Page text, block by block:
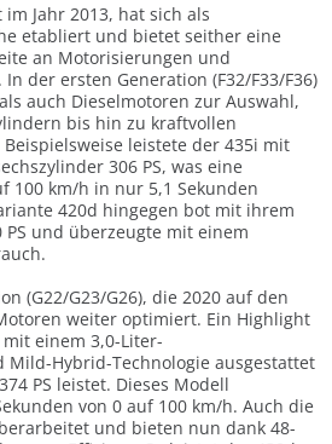
Jahr 2013, hat sich als
etabliert und bietet seither eine
an Motorisierungen und
der ersten Generation (F32/F33/F36)
auch Dieselmotoren zur Auswahl,
bis hin zu kraftvollen
leistete der 435i mit
306 PS, was eine
100 km/h in nur 5,1 Sekunden
420d hingegen bot mit ihrem
und überzeugte mit einem
(G22/G23/G26), die 2020 auf den
weiter optimiert. Ein Highlight
einem 3,0-Liter-
Mild-Hybrid-Technologie ausgestattet
PS leistet. Dieses Modell
von 0 auf 100 km/h. Auch die
und bieten nun dank 48-